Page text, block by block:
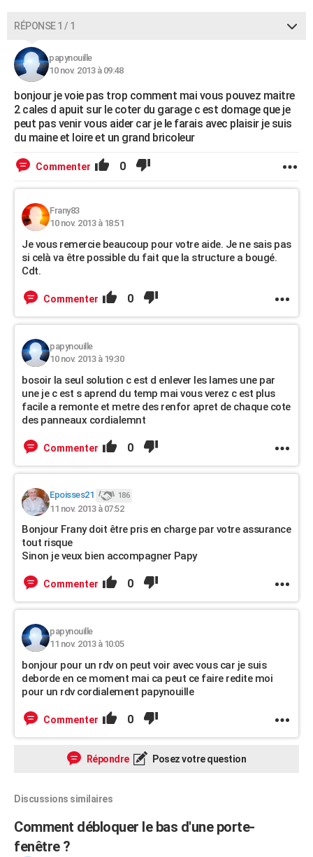
RÉPONSE 1 / 1
papynouille
10 nov. 2013 à 09:48
bonjour je voie pas trop comment mai vous pouvez maitre
2 cales d apuit sur le coter du garage c est domage que je
peut pas venir vous aider car je le farais avec plaisir je suis
du maine et loire et un grand bricoleur
Commenter 0
Frany83
10 nov. 2013 à 18:51
Je vous remercie beaucoup pour votre aide. Je ne sais pas
si celà va être possible du fait que la structure a bougé.
Cdt.
Commenter 0
papynouille
10 nov. 2013 à 19:30
bosoir la seul solution c est d enlever les lames une par
une je c est s aprend du temp mai vous verez c est plus
facile a remonte et metre des renfor apret de chaque cote
des panneaux cordialemnt
Commenter 0
Epoisses21 186
11 nov. 2013 à 07:52
Bonjour Frany doit être pris en charge par votre assurance
tout risque
Sinon je veux bien accompagner Papy
Commenter 0
papynouille
11 nov. 2013 à 10:05
bonjour pour un rdv on peut voir avec vous car je suis
deborde en ce moment mai ca peut ce faire redite moi
pour un rdv cordialement papynouille
Commenter 0
Répondre Posez votre question
Discussions similaires
Comment débloquer le bas d'une porte-
fenêtre ?